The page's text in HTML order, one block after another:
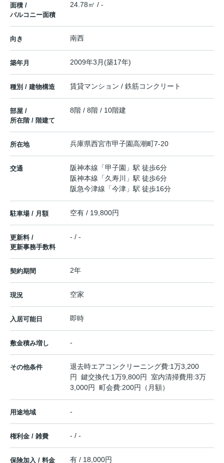
面積 /
バルコニー面積
24.78㎡ / -
向き 南西
築年月 2009年3月(築17年)
種別 / 建物構造 賃貸マンション / 鉄筋コンクリート
部屋 /
所在階 / 階建て
8階 / 8階 / 10階建
所在地 兵庫県西宮市甲子園高潮町7-20
交通 阪神本線 「甲子園 」駅 徒歩6分
阪神本線 「久寿川
」駅 徒歩6分
阪急今津線 「今津 」駅 徒歩16分
駐車場 / 月額 空有 / 19,800円
更新料 /
更新事務手数料
- / -
契約期間 2年
現況 空家
入居可能日 即時
敷金積み増し -
その他条件
退去時エアコンクリーニング費:1万3,200
円 鍵交換代:1万9,800円 室内清掃費用:3万
3,000円 町会費:200円（月額）
用途地域 -
権利金 / 雑費 - / -
保険加入 / 料金 有 / 18,000円